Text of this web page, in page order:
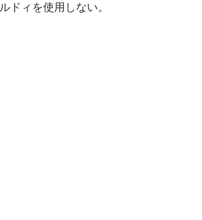
ィを使用しない。